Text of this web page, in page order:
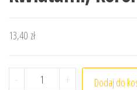
13,40 zł
- ilość Zaproszenia
+ Dodaj do